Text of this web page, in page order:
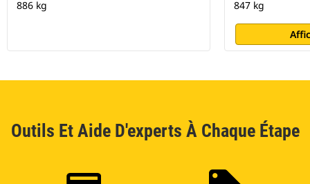
886 kg 847 kg
Outils Et Aide D'experts À Chaque Étape